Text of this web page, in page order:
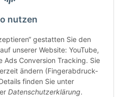
nutzen
gestatten Sie den
unserer Website: YouTube,
Ads Conversion Tracking. Sie
ändern (Fingerabdruck-
finden Sie unter
Datenschutzerklärung.
in Österreich